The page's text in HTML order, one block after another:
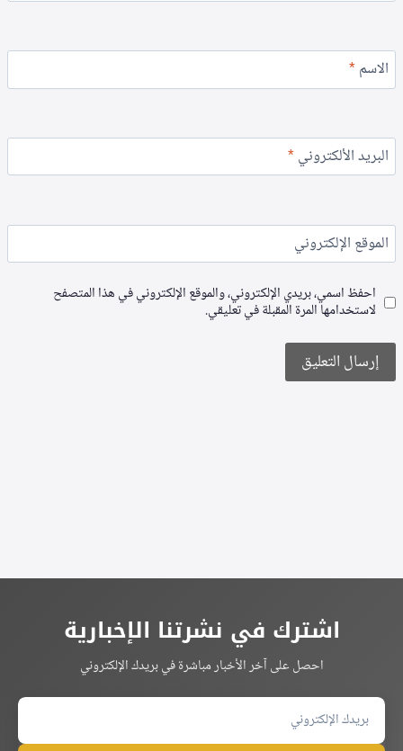
الاسم*
البريد الألكتروني*
الموقع الإلكتروني
احفظ اسمي، بريدي الإلكتروني، والموقع الإلكتروني في هذا المتصفح
لاستخدامها المرة المقبلة في تعليقي.
اشترك في نشرتنا الإخبارية
احصل على آخر الأخبار مباشرة في بريدك الإلكتروني